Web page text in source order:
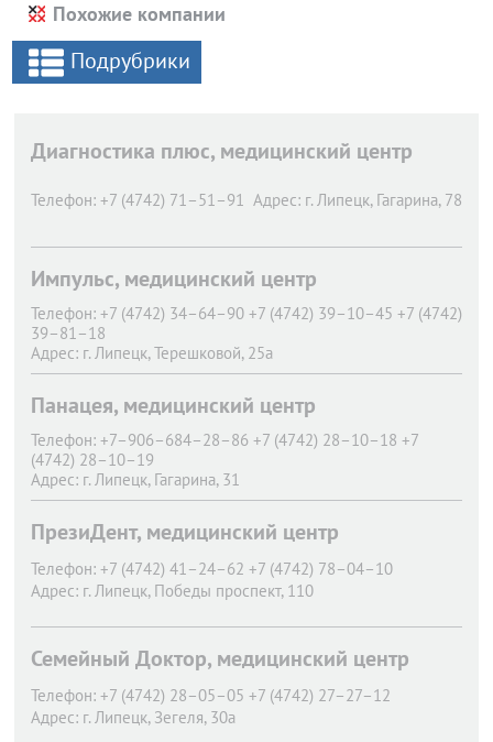
Похожие компании
Подрубрики
Диагностика плюс, медицинский центр
Телефон: +7 (4742) 71–51–91 Адрес: г. Липецк, Гагарина, 78
Импульс, медицинский центр
Телефон: +7 (4742) 34–64–90 +7 (4742) 39–10–45 +7 (4742)
39–81–18
Адрес: г. Липецк, Терешковой, 25а
Панацея, медицинский центр
Телефон: +7–906–684–28–86 +7 (4742) 28–10–18 +7
(4742) 28–10–19
Адрес: г. Липецк, Гагарина, 31
ПрезиДент, медицинский центр
Телефон: +7 (4742) 41–24–62 +7 (4742) 78–04–10
Адрес: г. Липецк, Победы проспект, 110
Семейный Доктор, медицинский центр
Телефон: +7 (4742) 28–05–05 +7 (4742) 27–27–12
Адрес: г. Липецк, Зегеля, 30а